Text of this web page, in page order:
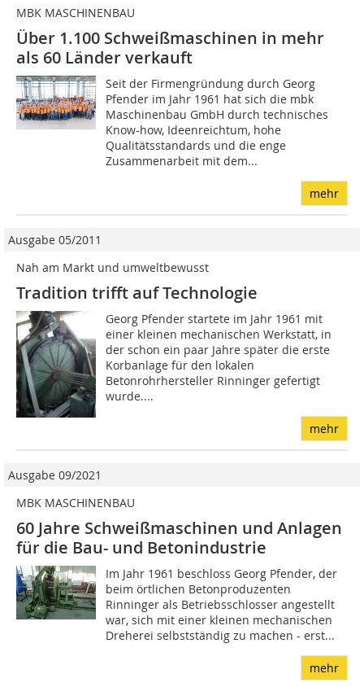
MBK MASCHINENBAU
Über 1.100 Schweißmaschinen in mehr
als 60 Länder verkauft
Seit der Firmengründung durch Georg
Pfender im Jahr 1961 hat sich die mbk
Maschinenbau GmbH durch technisches
Know-how, Ideenreichtum, hohe
Qualitätsstandards und die enge
Zusammenarbeit mit dem...
mehr
Ausgabe 05/2011
Nah am Markt und umweltbewusst
Tradition trifft auf Technologie
Georg Pfender startete im Jahr 1961 mit
einer kleinen mechanischen Werkstatt, in
der schon ein paar Jahre später die erste
Korbanlage für den lokalen
Betonrohrhersteller Rinninger gefertigt
wurde....
mehr
Ausgabe 09/2021
MBK MASCHINENBAU
60 Jahre Schweißmaschinen und Anlagen
für die Bau- und Betonindustrie
Im Jahr 1961 beschloss Georg Pfender, der
beim örtlichen Betonproduzenten
Rinninger als Betriebsschlosser angestellt
war, sich mit einer kleinen mechanischen
Dreherei selbstständig zu machen - erst...
mehr